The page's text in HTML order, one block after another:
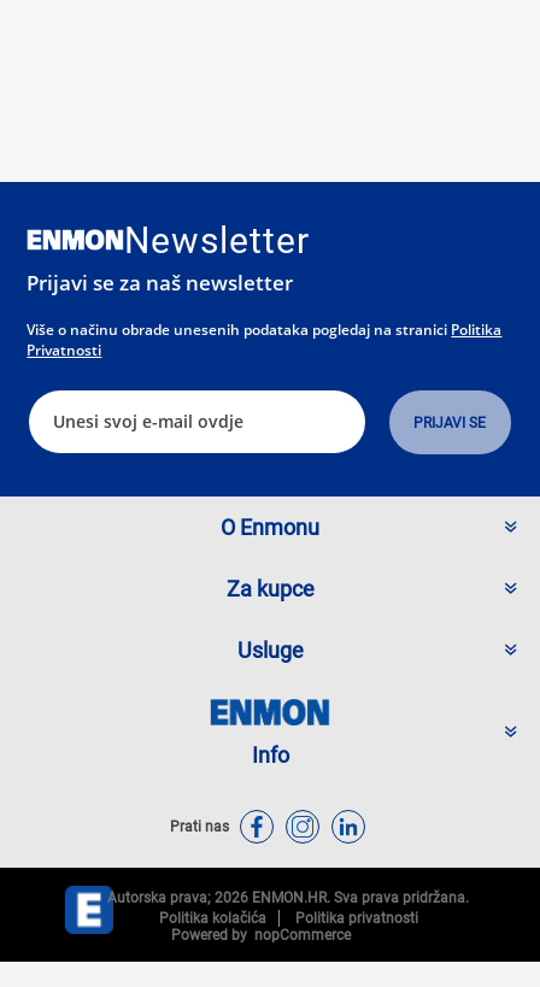
Newsletter
Prijavi se za naš newsletter
Više o načinu obrade unesenih podataka pogledaj na stranici Politika
Privatnosti
O Enmonu
Za kupce
Usluge
Info
Prati nas
Autorska prava; 2026 ENMON.HR. Sva prava pridržana.
Politika kolačića
Politika privatnosti
Powered by nopCommerce